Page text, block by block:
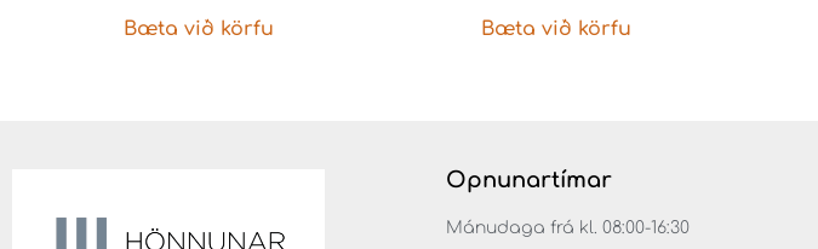
Bæta við körfu Bæta við körfu
Opnunartímar
Mánudaga frá kl. 08:00-16:30